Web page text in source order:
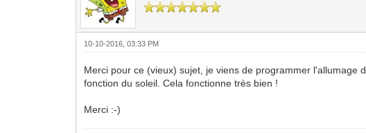
10-10-2016, 03:33 PM
Merci pour ce (vieux) sujet, je viens de programmer
fonction du soleil. Cela fonctionne très bien !
Merci :-)